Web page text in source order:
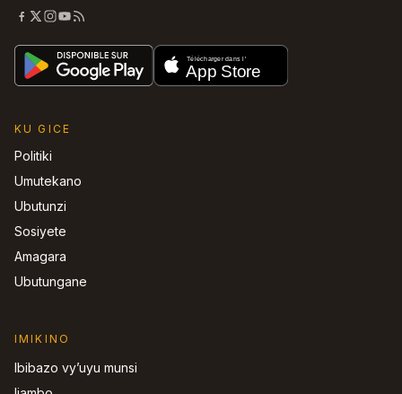
KU GICE
Politiki
Umutekano
Ubutunzi
Sosiyete
Amagara
Ubutungane
IMIKINO
Ibibazo vy’uyu munsi